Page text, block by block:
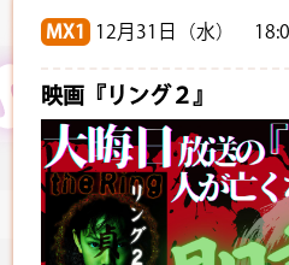
MX1 12月31日（水）
映画『リング２』